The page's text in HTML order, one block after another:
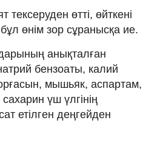
өтті, өйткені
өнім зор сұранысқа ие.
анықталған
бензоаты, калий
мышьяк, аспартам,
үш үлгінің
етілген деңгейден